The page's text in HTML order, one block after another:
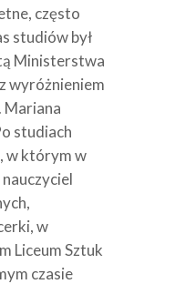
często
studiów był
Ministerstwa
wyróżnieniem
Mariana
studiach
w którym w
w
Liceum Sztuk
czasie